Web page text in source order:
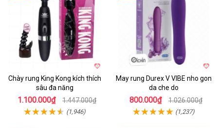
Chày rung King Kong kích thích
sâu đa năng
1.100.000₫ 1.447.000₫
(1,946)
May rung Durex V VIBE nho gon
da che do
800.000₫ 1.026.000₫
(1,237)